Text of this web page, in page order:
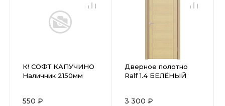
К! СОФТ КАПУЧИНО
Наличник 2150мм
550 ₽
Дверное полотно
Ralf 1.4 БЕЛЁНЫЙ
3 300 ₽